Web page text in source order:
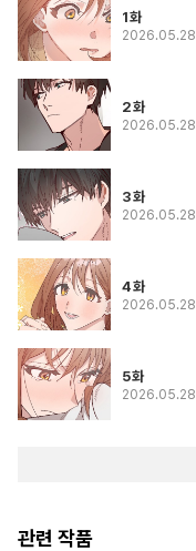
1화
2026.05.28
2화
2026.05.28
3화
2026.05.28
4화
2026.05.28
5화
2026.05.28
관련 작품